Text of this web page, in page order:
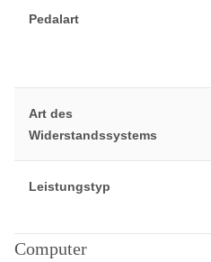
Pedalart
Art des
Widerstandssystems
Leistungstyp
Computer